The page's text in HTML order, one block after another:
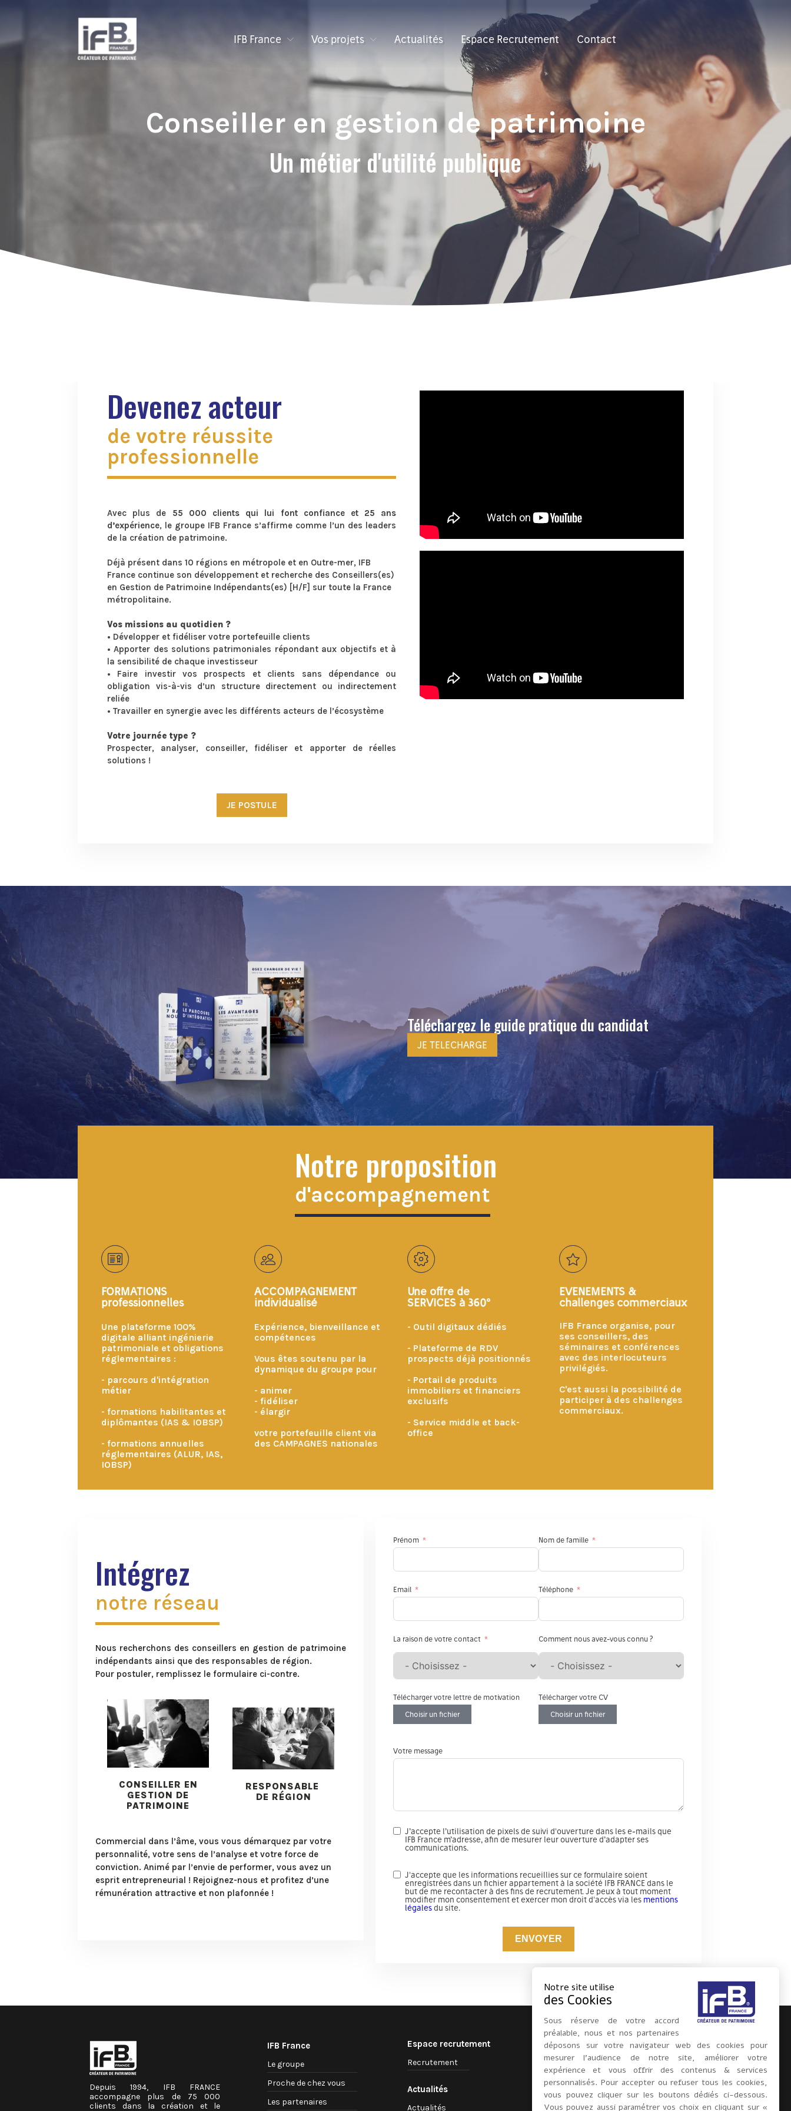
IFB France Vos projets Actualités Espace Recrutement Contact
Conseiller en gestion de patrimoine
Un métier d'utilité publique
Devenez acteur
de votre réussite
professionnelle
Avec plus de 55 000 clients qui lui font confiance et 25 ans
d’expérience, le groupe IFB France s’affirme comme l’un des leaders
de la création de patrimoine.
Déjà présent dans 10 régions en métropole et en Outre-mer, IFB
France continue son développement et recherche des Conseillers(es)
en Gestion de Patrimoine Indépendants(es) [H/F] sur toute la France
métropolitaine.
Vos missions au quotidien ?
• Développer et fidéliser votre portefeuille clients
• Apporter des solutions patrimoniales répondant aux objectifs et à
la sensibilité de chaque investisseur
• Faire investir vos prospects et clients sans dépendance ou
obligation vis-à-vis d’un structure directement ou indirectement
reliée
• Travailler en synergie avec les différents acteurs de l’écosystème
Votre journée type ?
Prospecter, analyser, conseiller, fidéliser et apporter de réelles
solutions !
JE POSTULE
Téléchargez le guide pratique du candidat
JE TELECHARGE
Notre proposition
d'accompagnement
FORMATIONS
professionnelles
Une plateforme 100%
digitale alliant ingénierie
patrimoniale et obligations
réglementaires :
- parcours d'intégration
métier
- formations habilitantes et
diplômantes (IAS & IOBSP)
- formations annuelles
réglementaires (ALUR, IAS,
IOBSP)
ACCOMPAGNEMENT
individualisé
Expérience, bienveillance et
compétences
Vous êtes soutenu par la
dynamique du groupe pour
- animer
- fidéliser
- élargir
votre portefeuille client via
des CAMPAGNES nationales
Une offre de
SERVICES à 360°
- Outil digitaux dédiés
- Plateforme de RDV
prospects déjà positionnés
- Portail de produits
immobiliers et financiers
exclusifs
- Service middle et back-
office
EVENEMENTS &
challenges commerciaux
IFB France organise, pour
ses conseillers, des
séminaires et conférences
avec des interlocuteurs
privilégiés.
C'est aussi la possibilité de
participer à des challenges
commerciaux.
Intégrez
notre réseau
Nous recherchons des conseillers en gestion de patrimoine
indépendants ainsi que des responsables de région.
Pour postuler, remplissez le formulaire ci-contre.
CONSEILLER EN
GESTION DE
PATRIMOINE
RESPONSABLE
DE RÉGION
Commercial dans l’âme, vous vous démarquez par votre
personnalité, votre sens de l’analyse et votre force de
conviction. Animé par l’envie de performer, vous avez un
esprit entrepreneurial ! Rejoignez-nous et profitez d’une
rémunération attractive et non plafonnée !
Prénom Nom de famille
Email Téléphone
La raison de votre contact Comment nous avez-vous connu ?
Télécharger votre lettre de motivation
Choisir un fichier
Télécharger votre CV
Choisir un fichier
Votre message
J’accepte l’utilisation de pixels de suivi d'ouverture dans les e-mails que
IFB France m’adresse, afin de mesurer leur ouverture d’adapter ses
communications.
J'accepte que les informations recueillies sur ce formulaire soient
enregistrées dans un fichier appartement à la société IFB FRANCE dans le
but de me recontacter à des fins de recrutement. Je peux à tout moment
modifier mon consentement et exercer mon droit d'accès via les mentions
légalesdu site.
ENVOYER
Depuis 1994, IFB FRANCE
accompagne plus de 75 000
clients dans la création et le
IFB France
Le groupe
Proche de chez vous
Les partenaires
Espace recrutement
Recrutement
Actualités
Actualités
SIÈGE SOCIAL
33 Avenue Georges Pompidou
31131 - BALMA
France
Notre site utilise
des Cookies
Sous réserve de votre accord
préalable, nous et nos partenaires
déposons sur votre navigateur web des cookies pour
mesurer l’audience de notre site, améliorer votre
expérience et vous offrir des contenus & services
personnalisés. Pour accepter ou refuser tous les cookies,
vous pouvez cliquer sur les boutons dédiés ci-dessous.
Vous pouvez aussi paramétrer vos choix en cliquant sur «